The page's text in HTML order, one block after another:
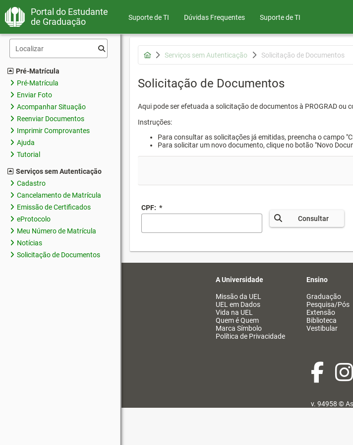
Portal do Estudante
de Graduação
Suporte de TI Dúvidas Frequentes Suporte de TI
Pré-Matrícula
Pré-Matrícula
Enviar Foto
Acompanhar Situação
Reenviar Documentos
Imprimir Comprovantes
Ajuda
Tutorial
Serviços sem Autenticação
Cadastro
Cancelamento de Matrícula
Emissão de Certificados
eProtocolo
Meu Número de Matrícula
Notícias
Solicitação de Documentos
Serviços sem Autenticação Solicitação de Documentos
Solicitação de Documentos
Aqui pode ser efetuada a solicitação de documentos à PROGRAD ou
Instruções:
Para consultar as solicitações já emitidas, preencha o campo
Para solicitar um novo documento, clique no botão "Novo
CPF: *
Consultar
A Universidade
Missão da UEL
UEL em Dados
Vida na UEL
Quem é Quem
Marca Símbolo
Política de Privacidade
Ensino
Graduação
Pesquisa/Pós
Extensão
Biblioteca
Vestibular
v. 94958 ©